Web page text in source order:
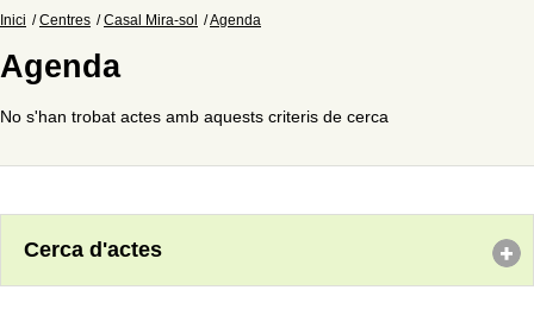
Inici Centres Casal Mira-sol Agenda
Agenda
No s'han trobat actes amb aquests criteris de cerca
Cerca d'actes